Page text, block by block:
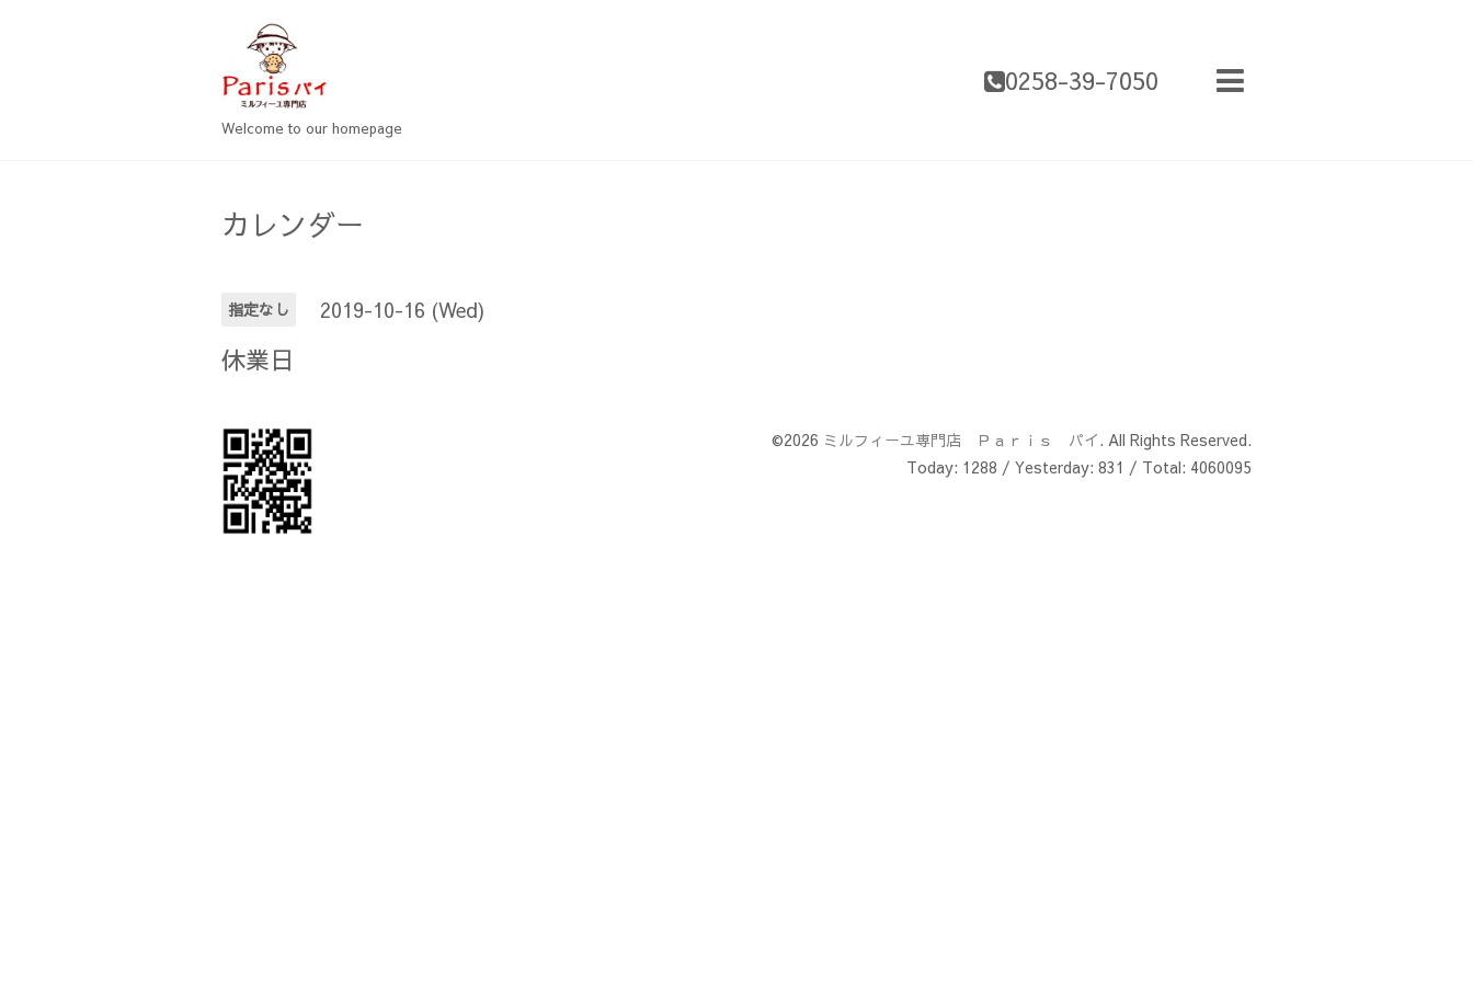
0258-39-7050
Welcome to our homepage
カレンダー
指定なし 2019-10-16 (Wed)
休業日
©2026 ミルフィーユ専門店 Ｐａｒｉｓ パイ. All Rights Reserved.
Today: 1288 / Yesterday: 831 / Total: 4060095